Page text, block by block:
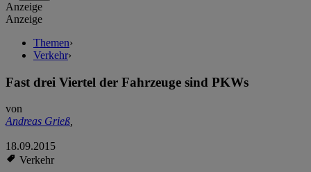
Anzeige
Anzeige
Themen›
Verkehr›
Fast drei Viertel der Fahrzeuge sind PKWs
von
Andreas Grieß,
18.09.2015
Verkehr